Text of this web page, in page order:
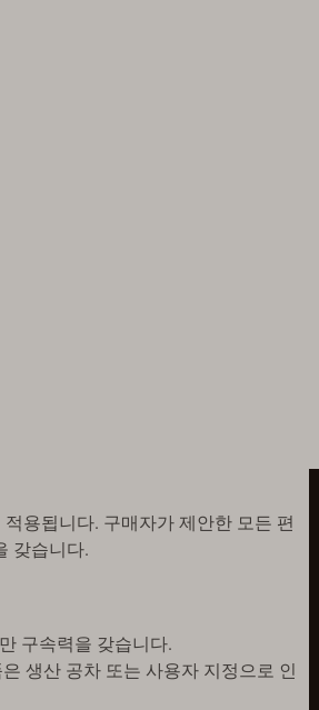
용됩니다. 구매자가 제안한 모든 편
갖습니다.
구속력을 갖습니다.
생산 공차 또는 사용자 지정으로 인